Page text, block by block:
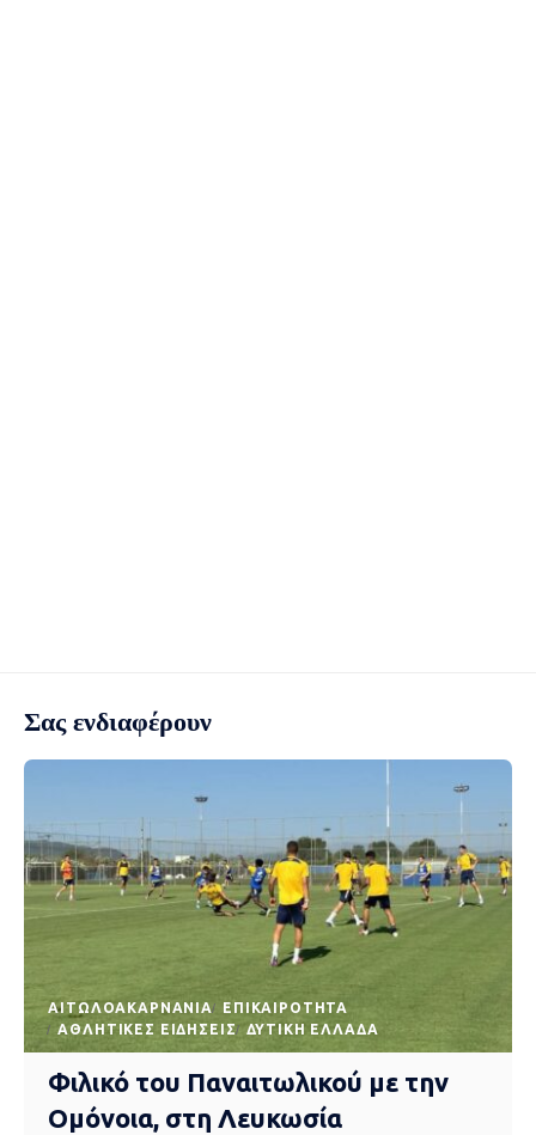
Σας ενδιαφέρουν
AΙΤΩΛΟΑΚΑΡΝΑΝΊΑ
EΠΙΚΑΙΡΌΤΗΤΑ
ΑΘΛΗΤΙΚΈΣ ΕΙΔΉΣΕΙΣ
ΔΥΤΙΚΉ ΕΛΛΆΔΑ
Φιλικό του Παναιτωλικού με την
Ομόνοια, στη Λευκωσία